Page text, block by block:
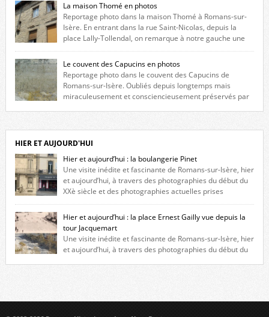
La maison Thomé en photos
Reportage photo dans la maison Thomé à Romans-sur-
Isère. En entrant dans la rue Saint-Nicolas, depuis la
place Lally-Tollendal, on remarque à notre gauche une
maison construite au XVIè siècle. Les deux façades sont ornées de
fenêtres jumelles à meneaux. Entre ces deux étages, on peut voir une
niche qui contient une statue de la Vierge. […]
Le couvent des Capucins en photos
Reportage photo dans le couvent des Capucins de
Romans-sur-Isère. Oubliés depuis longtemps mais
miraculeusement et consciencieusement préservés par
l’histoire de la redécouverte de vestiges du couvent des Capucins ! Petit
retour sur l’histoire […]
HIER ET AUJOURD'HUI
Hier et aujourd’hui : la boulangerie Pinet
Une visite inédite et fascinante de Romans-sur-Isère, hier
et aujourd’hui, à travers des photographies du début du
XXè siècle et des photographies actuelles prises
exactement dans le même cadre ! A l’angle de la place Jean Jaurès et de
l’avenue Victor Hugo (à côté d’Intermarché), à Romans. La boulangerie
Jules Pinet est inscrite dans le […]
Hier et aujourd’hui : la place Ernest Gailly vue depuis la
tour Jacquemart
Une visite inédite et fascinante de Romans-sur-Isère, hier
et aujourd’hui, à travers des photographies du début du